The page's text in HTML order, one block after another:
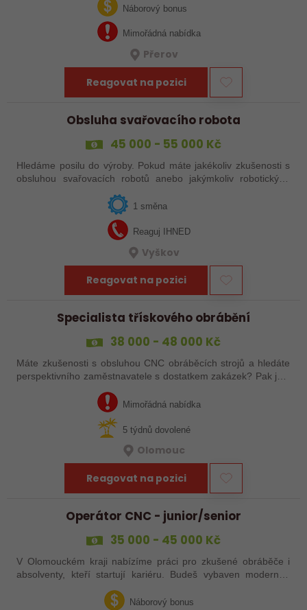
svařováním v moderní výrobě.…
Náborový bonus
Mimořádná nabídka
Přerov
Reagovat na pozici
Obsluha svařovacího robota
45 000 - 55 000 Kč
Hledáme posilu do výroby. Pokud máte jakékoliv zkušenosti s
obsluhou svařovacích robotů anebo jakýmkoliv robotickým,
1 směna
Reaguj IHNED
Vyškov
Reagovat na pozici
Specialista třískového obrábění
38 000 - 48 000 Kč
Máte zkušenosti s obsluhou CNC obráběcích strojů a hledáte
perspektivního zaměstnavatele s dostatkem zakázek? Pak jste
na správném inzerátu nabídky práce a reagujte zasláním
Mimořádná nabídka
5 týdnů dovolené
Olomouc
Reagovat na pozici
Operátor CNC - junior/senior
35 000 - 45 000 Kč
V Olomouckém kraji nabízíme práci pro zkušené obráběče i
absolventy, kteří startují kariéru. Budeš vybaven moderním
dozvědět více, neváhej…
Náborový bonus